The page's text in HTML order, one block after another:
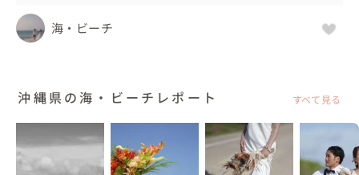
海・ビーチ
沖縄県の海・ビーチレポート すべて見る